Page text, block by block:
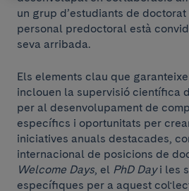
un grup d’estudiants de
personal predoctoral està
seva arribada.
Els elements clau que
inclouen la supervisió científica
per al desenvolupament de
específics i oportunitats per
iniciatives anuals destacades,
internacional de posicions de
Welcome Days, el PhD Dayi les
específiques per a aquest